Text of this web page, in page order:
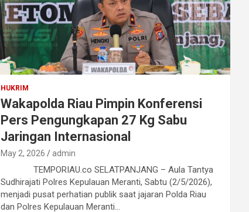
HUKRIM
Wakapolda Riau Pimpin Konferensi
Pers Pengungkapan 27 Kg Sabu
Jaringan Internasional
May 2, 2026 admin
TEMPORIAU.co SELATPANJANG – Aula Tantya
Sudhirajati Polres Kepulauan Meranti, Sabtu (2/5/2026),
menjadi pusat perhatian publik saat jajaran Polda Riau
dan Polres Kepulauan Meranti…